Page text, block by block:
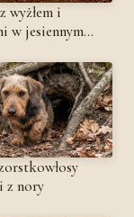
wyżłem i
w jesiennym
z nory